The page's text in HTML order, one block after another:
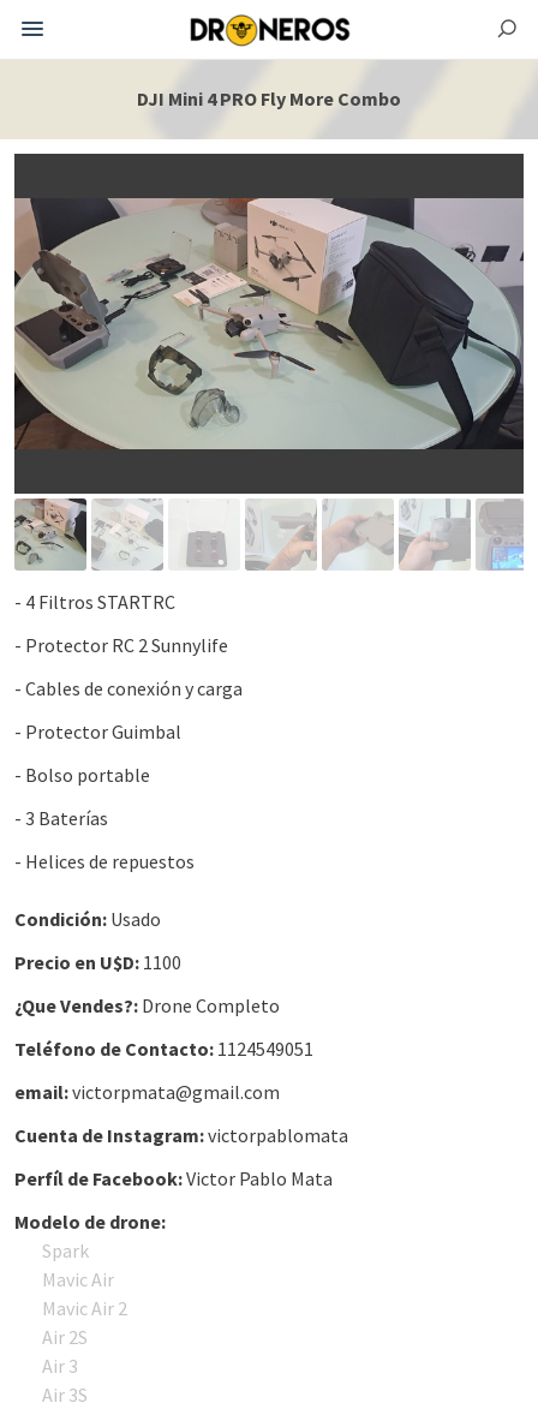
DJI Mini 4 PRO Fly More Combo
- 4 Filtros STARTRC
- Protector RC 2 Sunnylife
- Cables de conexión y carga
- Protector Guimbal
- Bolso portable
- 3 Baterías
- Helices de repuestos
Condición: Usado
Precio en U$D: 1100
¿Que Vendes?: Drone Completo
Teléfono de Contacto: 1124549051
email:victorpmata@gmail.com
Cuenta de Instagram:victorpablomata
Perfíl de Facebook:Victor Pablo Mata
Modelo de drone:
Spark
Mavic Air
Mavic Air 2
Air 2S
Air 3
Air 3S